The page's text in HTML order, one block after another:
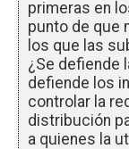
primeras en
punto de que
los que las
¿Se defiende
defiende los
controlar la
distribución
a quienes la